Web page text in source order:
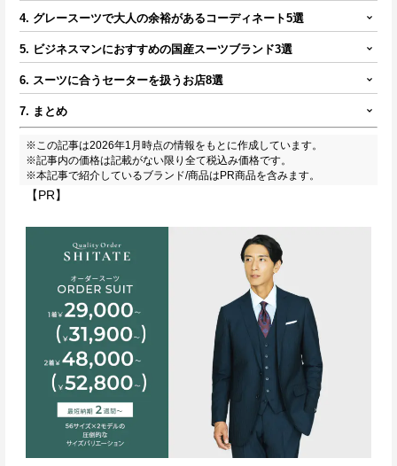
4. グレースーツで大人の余裕があるコーディネート5選
5. ビジネスマンにおすすめの国産スーツブランド3選
6. スーツに合うセーターを扱うお店8選
7. まとめ
※この記事は2026年1月時点の情報をもとに作成しています。
※記事内の価格は記載がない限り全て税込み価格です。
※本記事で紹介しているブランド/商品はPR商品を含みます。
【PR】